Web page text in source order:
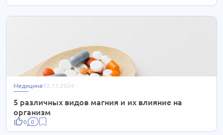
Медицина02.11.2024
5 различных видов магния и их влияние на
организм
0 0